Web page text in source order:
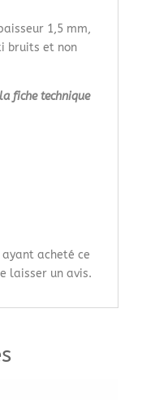
1,5 mm,
bruits et non
fiche technique
acheté ce
laisser un avis.